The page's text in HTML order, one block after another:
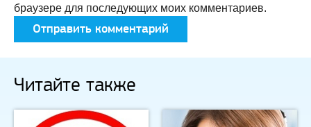
браузере для последующих моих комментариев.
Читайте также